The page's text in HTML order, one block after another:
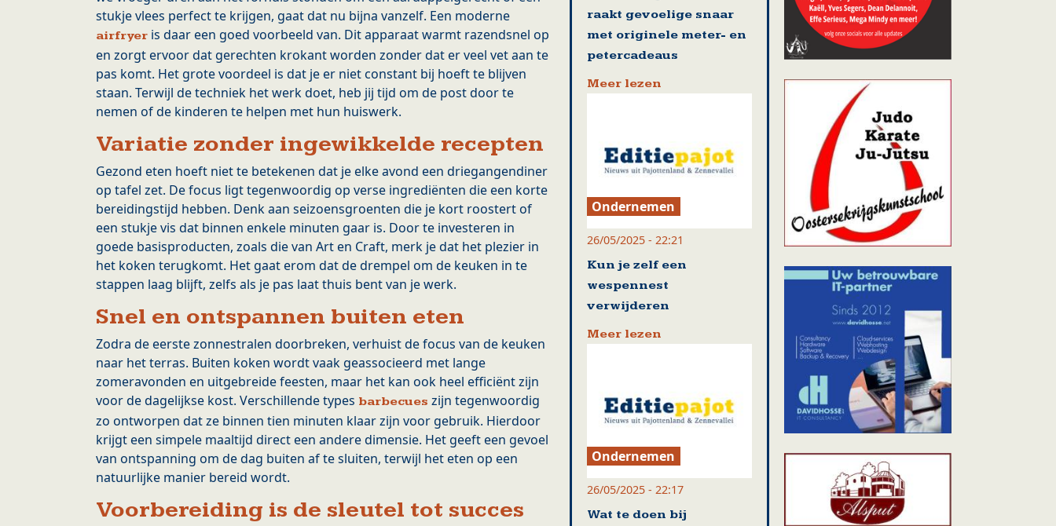
stukje vlees perfect te krijgen, gaat dat nu bijna vanzelf. Een moderne
airfryer is daar een goed voorbeeld van. Dit apparaat warmt razendsnel op
en zorgt ervoor dat gerechten krokant worden zonder dat er veel vet aan te
pas komt. Het grote voordeel is dat je er niet constant bij hoeft te blijven
staan. Terwijl de techniek het werk doet, heb jij tijd om de post door te
nemen of de kinderen te helpen met hun huiswerk.
Variatie zonder ingewikkelde recepten
Gezond eten hoeft niet te betekenen dat je elke avond een driegangendiner
op tafel zet. De focus ligt tegenwoordig op verse ingrediënten die een korte
bereidingstijd hebben. Denk aan seizoensgroenten die je kort roostert of
een stukje vis dat binnen enkele minuten gaar is. Door te investeren in
goede basisproducten, zoals die van Art en Craft, merk je dat het plezier in
het koken terugkomt. Het gaat erom dat de drempel om de keuken in te
stappen laag blijft, zelfs als je pas laat thuis bent van je werk.
Snel en ontspannen buiten eten
Zodra de eerste zonnestralen doorbreken, verhuist de focus van de keuken
naar het terras. Buiten koken wordt vaak geassocieerd met lange
zomeravonden en uitgebreide feesten, maar het kan ook heel efficiënt zijn
voor de dagelijkse kost. Verschillende types barbecues zijn tegenwoordig
zo ontworpen dat ze binnen tien minuten klaar zijn voor gebruik. Hierdoor
krijgt een simpele maaltijd direct een andere dimensie. Het geeft een gevoel
van ontspanning om de dag buiten af te sluiten, terwijl het eten op een
natuurlijke manier bereid wordt.
Voorbereiding is de sleutel tot succes
raakt gevoelige snaar
met originele meter- en
petercadeaus
Meer lezen
Ondernemen
26/05/2025 - 22:21
Kun je zelf een
wespennest
verwijderen
Meer lezen
Ondernemen
26/05/2025 - 22:17
Wat te doen bij